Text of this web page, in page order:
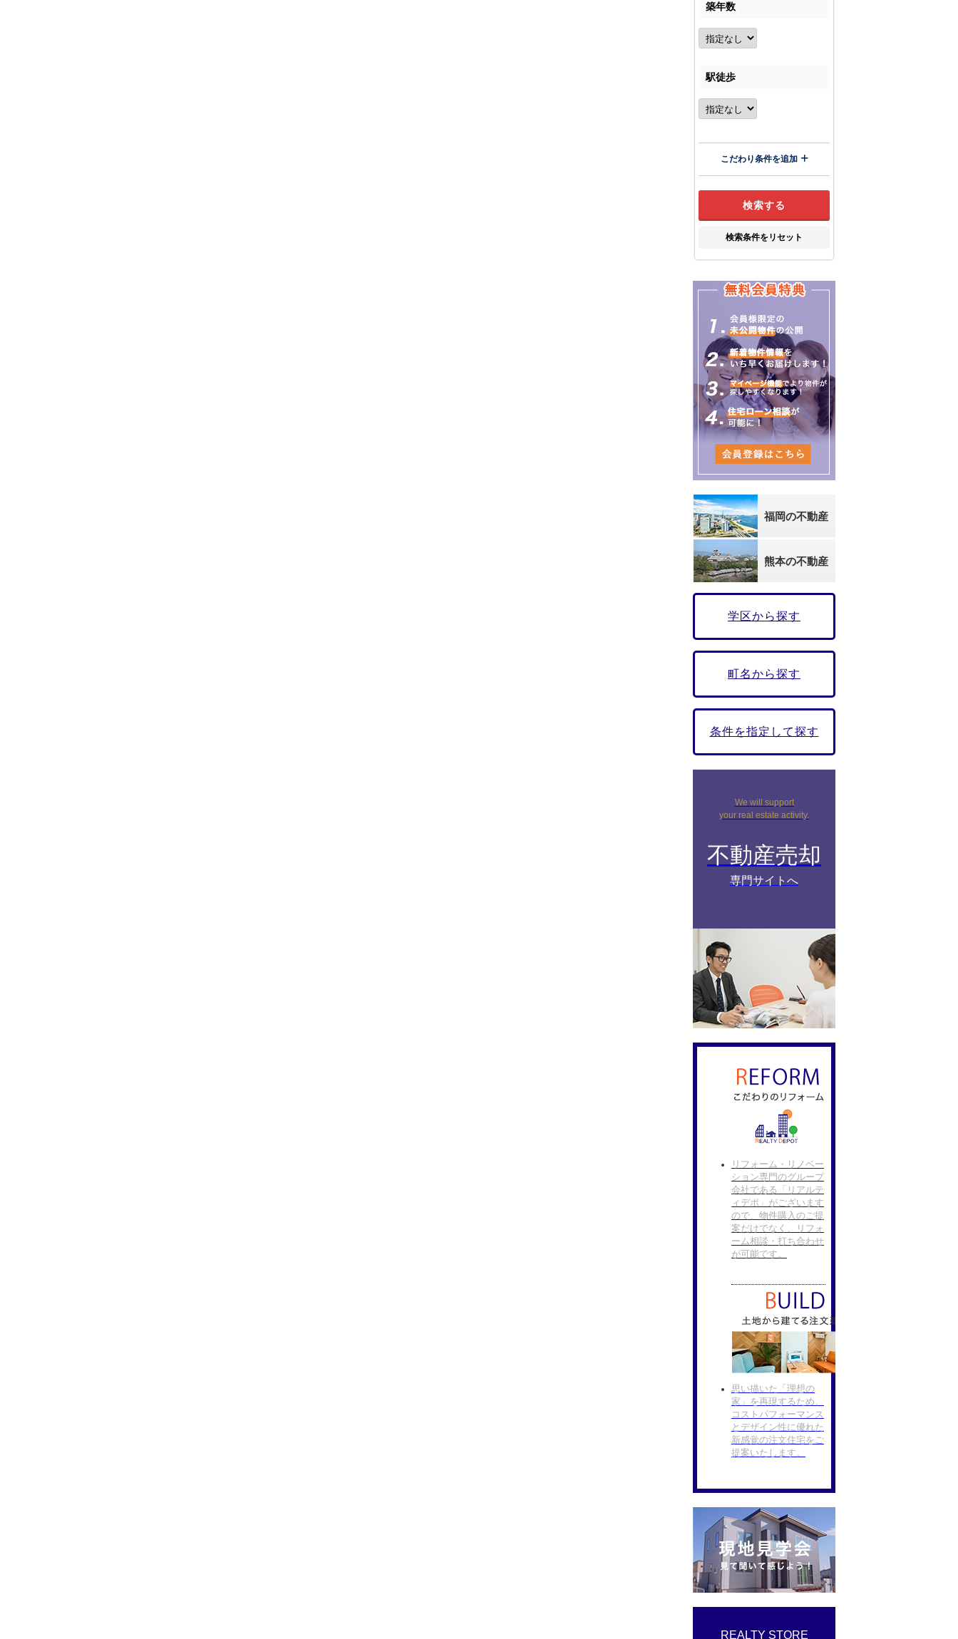
築年数
駅徒歩
こだわり条件を追加
検索条件をリセット
福岡の不動産
熊本の不動産
学区から探す
町名から探す
条件を指定して探す
We will support
your real estate activity.
不動産売却
専門サイトへ
リフォーム・リノベー
ション専門のグループ
会社である「リアルテ
ィデポ」がございます
ので、物件購入のご提
案だけでなく、リフォ
ーム相談・打ち合わせ
が可能です。
思い描いた「理想の
家」を再現するため、
コストパフォーマンス
とデザイン性に優れた
新感覚の注文住宅をご
提案いたします。
REALTY STORE